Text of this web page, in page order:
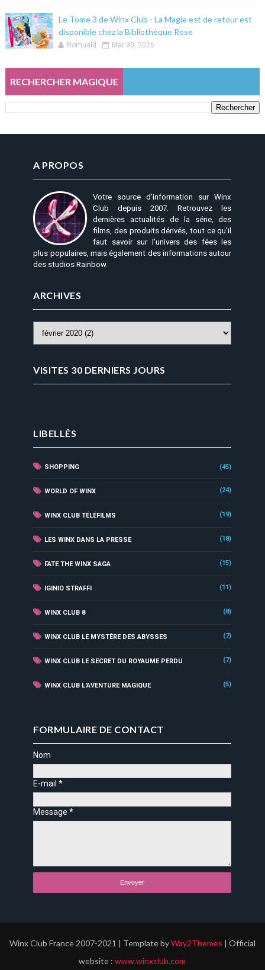
Le Tome 3 de Winx Club - La Magie est de retour est
disponible chez la Bibliothèque Rose
Romuald Mar 30, 2026
RECHERCHER MAGIQUE
A PROPOS
Votre source d'information sur Winx
Club depuis 2007. Retrouvez les
dernières actualités de la série, des
films, des produits dérivés, tout ce qu'il
faut savoir sur l'univers des fées les
plus populaires, mais également des informations autour
des studios Rainbow.
ARCHIVES
VISITES 30 DERNIERS JOURS
LIBELLÉS
SHOPPING (45)
WORLD OF WINX (24)
WINX CLUB TÉLÉFILMS (19)
LES WINX DANS LA PRESSE (18)
FATE THE WINX SAGA (15)
IGINIO STRAFFI (11)
WINX CLUB 8 (8)
WINX CLUB LE MYSTÈRE DES ABYSSES (7)
WINX CLUB LE SECRET DU ROYAUME PERDU (7)
WINX CLUB L'AVENTURE MAGIQUE (5)
FORMULAIRE DE CONTACT
Nom
E-mail*
Message*
Winx Club France 2007-2021 | Template byWay2Themes | Official
website :www.winxclub.com